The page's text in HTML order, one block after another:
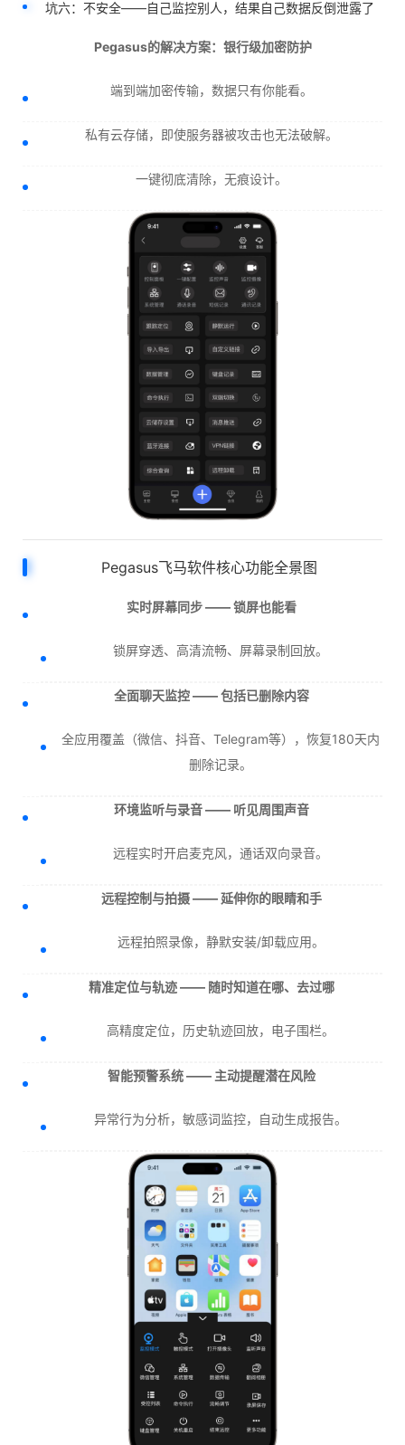
坑六：不安全——自己监控别人，结果自己数据反倒泄露了
Pegasus的解决方案：银行级加密防护
端到端加密传输，数据只有你能看。
私有云存储，即使服务器被攻击也无法破解。
一键彻底清除，无痕设计。
Pegasus飞马软件核心功能全景图
实时屏幕同步 —— 锁屏也能看
锁屏穿透、高清流畅、屏幕录制回放。
全面聊天监控 —— 包括已删除内容
全应用覆盖（微信、抖音、Telegram等），恢复180天内
删除记录。
环境监听与录音 —— 听见周围声音
远程实时开启麦克风，通话双向录音。
远程控制与拍摄 —— 延伸你的眼睛和手
远程拍照录像，静默安装/卸载应用。
精准定位与轨迹 —— 随时知道在哪、去过哪
高精度定位，历史轨迹回放，电子围栏。
智能预警系统 —— 主动提醒潜在风险
异常行为分析，敏感词监控，自动生成报告。